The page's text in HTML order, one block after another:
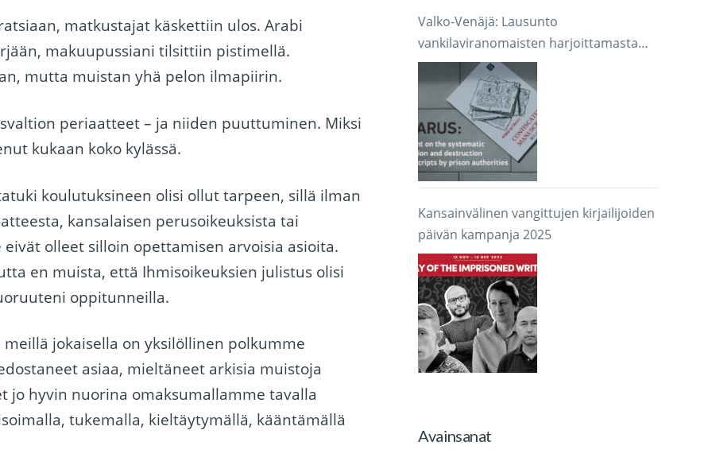
matkustajat käskettiin ulos. Arabi
makuupussiani tilsittiin pistimellä.
mutta muistan yhä pelon ilmapiirin.
periaatteet – ja niiden puuttuminen. Miksi
kukaan koko kylässä.
koulutuksineen olisi ollut tarpeen, sillä ilman
kansalaisen perusoikeuksista tai
olleet silloin opettamisen arvoisia asioita.
en muista, että Ihmisoikeuksien julistus olisi
oppitunneilla.
jokaisella on yksilöllinen polkumme
asiaa, mieltäneet arkisia muistoja
jo hyvin nuorina omaksumallamme tavalla
tukemalla, kieltäytymällä, kääntämällä
Valko-Venäjä: Lausunto
vankilaviranomaisten harjoittamasta
järjestelmällisestä käsikirjoitusten
takavarikoinnista ja tuhoamisesta
Kansainvälinen vangittujen kirjailijoiden
päivän kampanja 2025
Avainsanat